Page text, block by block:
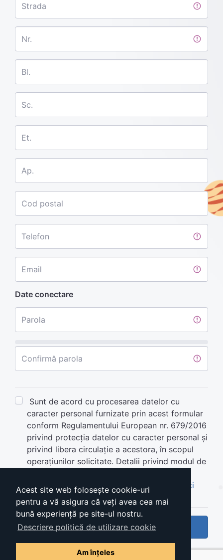
Acest site web folosește cookie-uri
pentru a vă asigura că veți avea cea mai
bună experiență pe site-ul nostru.
Descriere politică de utilizare cookie
Am înțeles
Strada
Nr.
Bl.
Sc.
Et.
Ap.
Cod postal
Telefon
Email
Date conectare
Parola
Confirmă parola
Sunt de acord cu procesarea datelor cu
caracter personal furnizate prin acest formular
conform Regulamentului European nr. 679/2016
privind protecția datelor cu caracter personal și
privind libera circulație a acestora, în scopul
operațiunilor solicitate. Detalii privind modul de
Termeni si condiţii de utilizare ,
consulta aici
Creează cont